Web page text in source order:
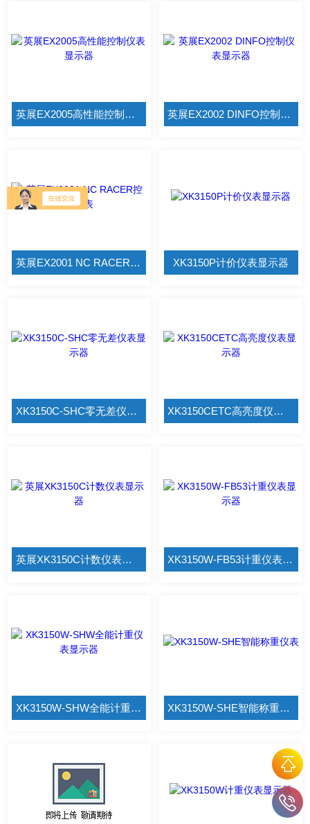
英展EX2005高性能控制仪表显示器 英展EX2002 DINFO控制仪表显示器
英展EX2001 NC RACER控制仪表 XK3150P计价仪表显示器
XK3150C-SHC零无差仪表显示器 XK3150CETC高亮度仪表显示器
英展XK3150C计数仪表显示器 XK3150W-FB53计重仪表显示器
XK3150W-SHW全能计重仪表显示器 XK3150W-SHE智能称重仪表